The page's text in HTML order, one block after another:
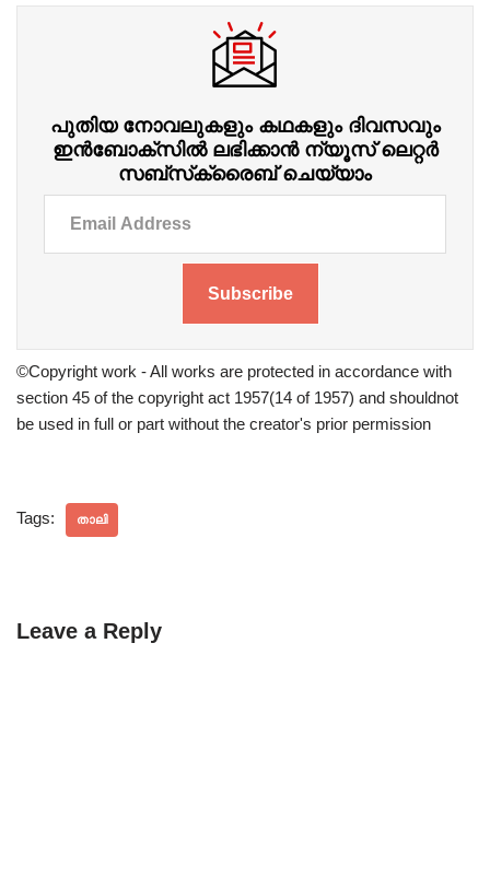
പുതിയ നോവലുകളും കഥകളും ദിവസവും
ഇന്‍ബോക്‌സില്‍ ലഭിക്കാന്‍ ന്യൂസ് ലെറ്റർ
സബ്‌സ്‌ക്രൈബ് ചെയ്യാം
Subscribe
©Copyright work - All works are protected in accordance with
section 45 of the copyright act 1957(14 of 1957) and shouldnot
be used in full or part without the creator's prior permission
Tags: താലി
Leave a Reply